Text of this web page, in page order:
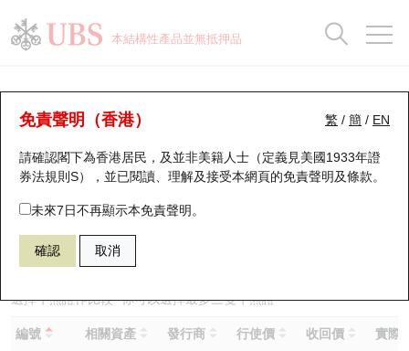
本結構性產品並無抵押品
繁 / 簡 / EN
免責聲明（香港）
請確認閣下為香港居民，及並非美籍人士（定義見美國1933年證
券法規則S），並已閱讀、理解及接受本網頁的免責聲明及條款。
未來7日不再顯示本免責聲明。
確認 取消
牛熊證分析儀
表現 街貨統計 比較
68044 瑞銀牛證 HSI 恒生指數
選擇牛熊證作比較 *你可以選擇最多三隻牛熊證
編號 相關資產 發行商 行使價 收回價 實際
瑞銀認股證一覽
新發行瑞銀認股證
即將到期認股證
認股證到期結算價查詢
認股證分析儀
認股證速算機
街貨統計
比較
牛熊全景快搜
牛熊證搜尋
牛熊證街貨分佈圖
正股牛熊證列表
新發行瑞銀牛熊證
已收回牛熊證剩餘價值
街貨統計
比較
十大升幅/跌幅
十大認股證成交分佈
十天股證佔大市成交
資金流
街貨統計
三十大平均引伸波幅
正股分析儀
二十大活躍股份
恒指成份股
國指成份股
科指成份股
相關資產沽空
持股比重
顯示所有持股比重
每月輪證大市專題
輪證專欄
講座及教育短片
認股證投資者教育
牛熊證投資者教育
認股證牛熊證常問問題